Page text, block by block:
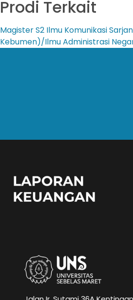
Prodi Terkait
MagisterS2 Ilmu Komunikasi
Kebumen)/Ilmu Administrasi